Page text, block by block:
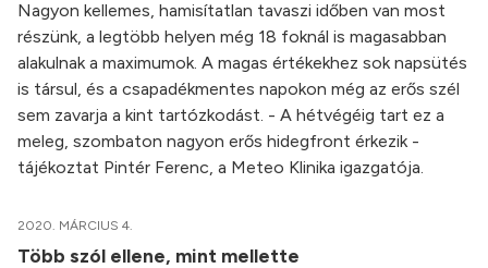
Nagyon kellemes, hamisítatlan tavaszi időben van most
részünk, a legtöbb helyen még 18 foknál is magasabban
alakulnak a maximumok. A magas értékekhez sok napsütés
is társul, és a csapadékmentes napokon még az erős szél
sem zavarja a kint tartózkodást. - A hétvégéig tart ez a
meleg, szombaton nagyon erős hidegfront érkezik -
tájékoztat Pintér Ferenc, a Meteo Klinika igazgatója.
2020. MÁRCIUS 4.
Több szól ellene, mint mellette